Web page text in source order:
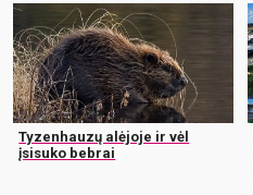
Tyzenhauzų alėjoje ir vėl
įsisuko bebrai